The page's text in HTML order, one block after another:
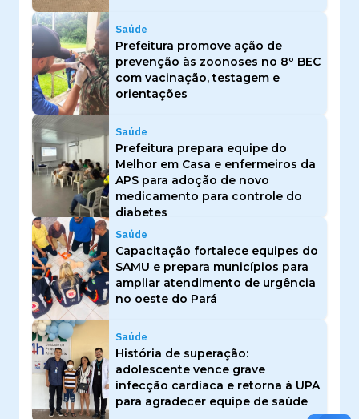
Saúde
Prefeitura promove ação de
prevenção às zoonoses no 8º BEC
com vacinação, testagem e
orientações
Saúde
Prefeitura prepara equipe do
Melhor em Casa e enfermeiros da
APS para adoção de novo
medicamento para controle do
diabetes
Saúde
Capacitação fortalece equipes do
SAMU e prepara municípios para
ampliar atendimento de urgência
no oeste do Pará
Saúde
História de superação:
adolescente vence grave
infecção cardíaca e retorna à UPA
para agradecer equipe de saúde